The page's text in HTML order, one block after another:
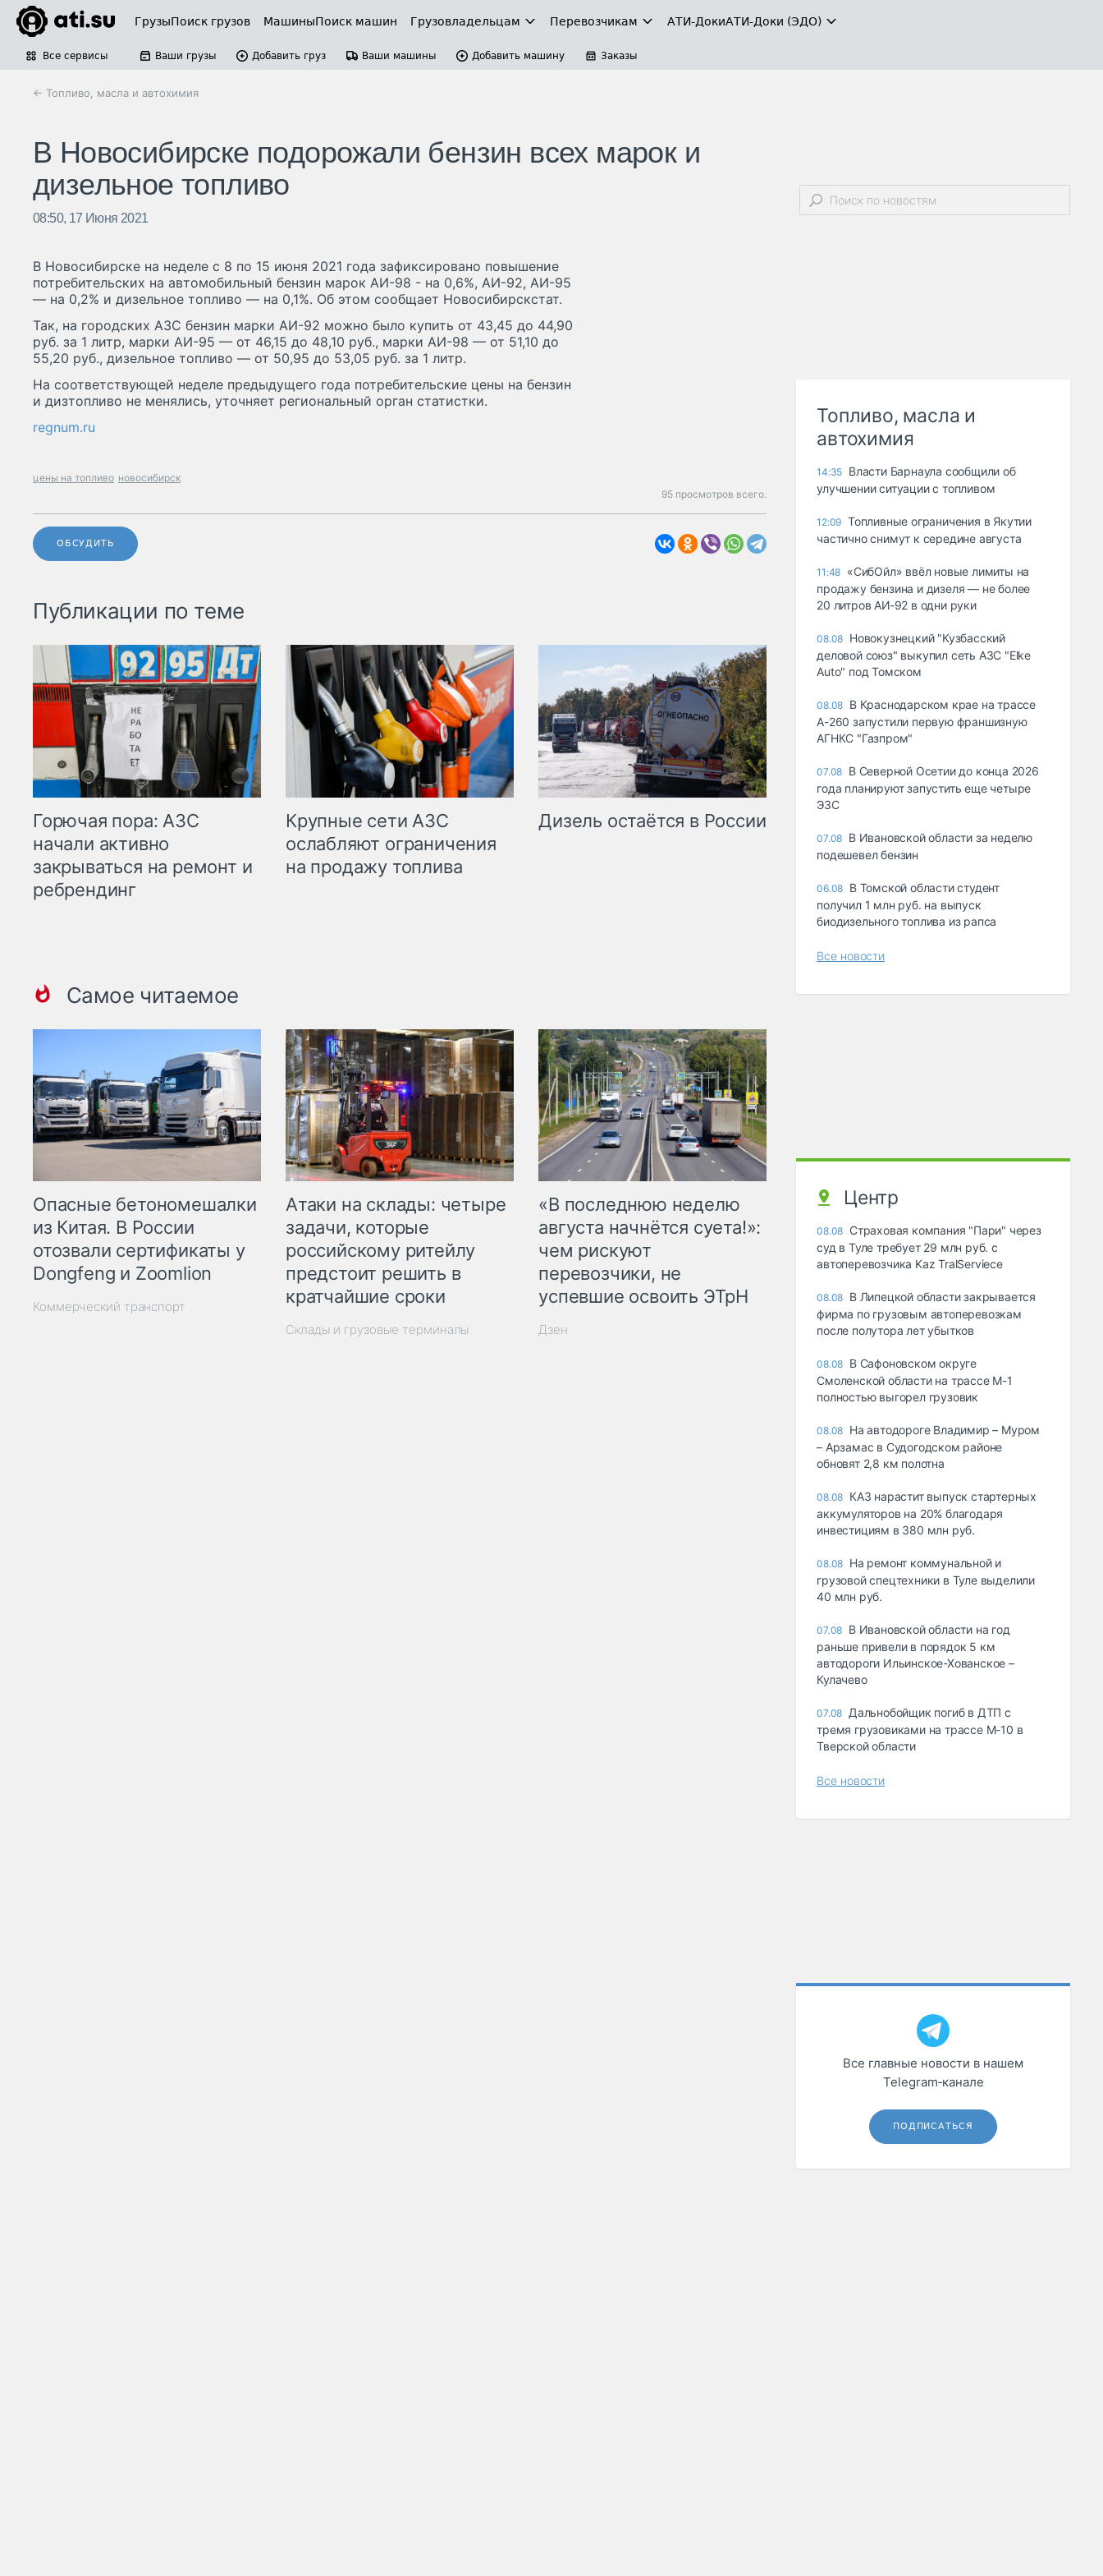
ГрузыПоиск грузов МашиныПоиск машин Грузовладельцам Перевозчикам АТИ-ДокиАТИ-Доки (ЭДО)
Все сервисы Ваши грузы Добавить груз Ваши машины Добавить машину Заказы
← Топливо, масла и автохимия
В Новосибирске подорожали бензин всех марок и
дизельное топливо
08:50, 17 Июня 2021
В Новосибирске на неделе с 8 по 15 июня 2021 года зафиксировано повышение
потребительских на автомобильный бензин марок АИ-98 - на 0,6%, АИ-92, АИ-95
— на 0,2% и дизельное топливо — на 0,1%. Об этом сообщает Новосибирскстат.
Так, на городских АЗС бензин марки АИ-92 можно было купить от 43,45 до 44,90
руб. за 1 литр, марки АИ-95 — от 46,15 до 48,10 руб., марки АИ-98 — от 51,10 до
55,20 руб., дизельное топливо — от 50,95 до 53,05 руб. за 1 литр.
На соответствующей неделе предыдущего года потребительские цены на бензин
и дизтопливо не менялись, уточняет региональный орган статистки.
regnum.ru
цены на топливо новосибирск
95 просмотров всего.
ОБСУДИТЬ
Публикации по теме
Горючая пора: АЗС
начали активно
закрываться на ремонт и
ребрендинг
Крупные сети АЗС
ослабляют ограничения
на продажу топлива
Дизель остаётся в России
Самое читаемое
Опасные бетономешалки
из Китая. В России
отозвали сертификаты у
Dongfeng и Zoomlion
Коммерческий транспорт
Атаки на склады: четыре
задачи, которые
российскому ритейлу
предстоит решить в
кратчайшие сроки
Склады и грузовые терминалы
«В последнюю неделю
августа начнётся суета!»:
чем рискуют
перевозчики, не
успевшие освоить ЭТрН
Дзен
Топливо, масла и
автохимия
14:35 Власти Барнаула сообщили об
улучшении ситуации с топливом
12:09 Топливные ограничения в Якутии
частично снимут к середине августа
11:48 «СибОйл» ввёл новые лимиты на
продажу бензина и дизеля — не более
20 литров АИ‑92 в одни руки
08.08 Новокузнецкий "Кузбасский
деловой союз" выкупил сеть АЗС "Elke
Auto" под Томском
08.08 В Краснодарском крае на трассе
А-260 запустили первую франшизную
АГНКС "Газпром"
07.08 В Северной Осетии до конца 2026
года планируют запустить еще четыре
ЭЗС
07.08 В Ивановской области за неделю
подешевел бензин
06.08 В Томской области студент
получил 1 млн руб. на выпуск
биодизельного топлива из рапса
Все новости
Центр
08.08 Страховая компания "Пари" через
суд в Туле требует 29 млн руб. с
автоперевозчика Kaz TralServiece
08.08 В Липецкой области закрывается
фирма по грузовым автоперевозкам
после полутора лет убытков
08.08 В Сафоновском округе
Смоленской области на трассе М-1
полностью выгорел грузовик
08.08 На автодороге Владимир – Муром
– Арзамас в Судогодском районе
обновят 2,8 км полотна
08.08 КАЗ нарастит выпуск стартерных
аккумуляторов на 20% благодаря
инвестициям в 380 млн руб.
08.08 На ремонт коммунальной и
грузовой спецтехники в Туле выделили
40 млн руб.
07.08 В Ивановской области на год
раньше привели в порядок 5 км
автодороги Ильинское-Хованское –
Кулачево
07.08 Дальнобойщик погиб в ДТП с
тремя грузовиками на трассе М-10 в
Тверской области
Все новости
Все главные новости в нашем
Telegram‑канале
ПОДПИСАТЬСЯ